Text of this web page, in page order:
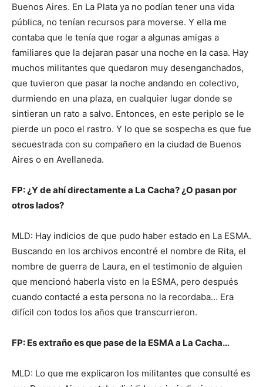
Buenos Aires. En La Plata ya no podían tener una vida
pública, no tenían recursos para moverse. Y ella me
contaba que le tenía que rogar a algunas amigas a
familiares que la dejaran pasar una noche en la casa. Hay
muchos militantes que quedaron muy desenganchados,
que tuvieron que pasar la noche andando en colectivo,
durmiendo en una plaza, en cualquier lugar donde se
sintieran un rato a salvo. Entonces, en este periplo se le
pierde un poco el rastro. Y lo que se sospecha es que fue
secuestrada con su compañero en la ciudad de Buenos
Aires o en Avellaneda.
FP: ¿Y de ahí directamente a La Cacha? ¿O pasan por
otros lados?
MLD: Hay indicios de que pudo haber estado en La ESMA.
Buscando en los archivos encontré el nombre de Rita, el
nombre de guerra de Laura, en el testimonio de alguien
que mencionó haberla visto en la ESMA, pero después
cuando contacté a esta persona no la recordaba… Era
difícil con todos los años que transcurrieron.
FP: Es extraño es que pase de la ESMA a La Cacha…
MLD: Lo que me explicaron los militantes que consulté es